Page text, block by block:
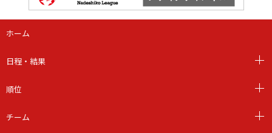
ホーム
日程・結果
順位
チーム